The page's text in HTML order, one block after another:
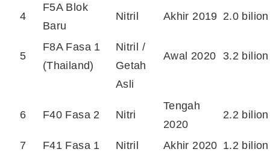
4
F5A Blok
Baru
Nitril Akhir 2019 2.0 bilion
5
F8A Fasa 1
(Thailand)
Nitril /
Getah
Asli
Awal 2020 3.2 bilion
6 F40 Fasa 2 Nitri
Tengah
2020
2.2 bilion
7 F41 Fasa 1 Nitril Akhir 2020 1.2 bilion